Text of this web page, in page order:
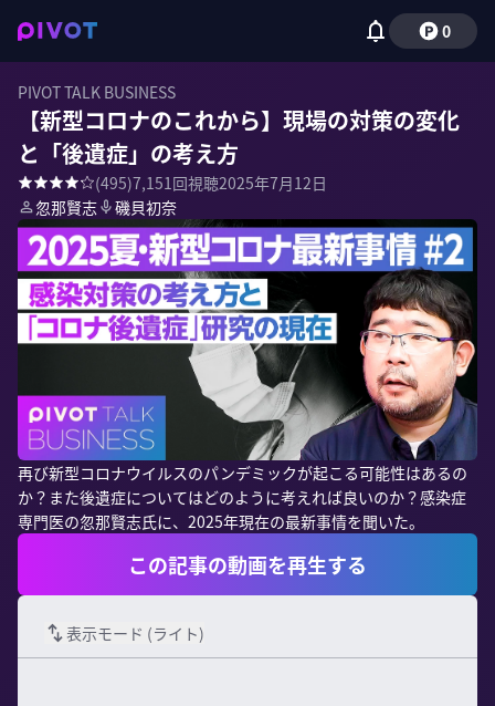
0
PIVOT TALK BUSINESS
【新型コロナのこれから】現場の対策の変化
と「後遺症」の考え方
(495)7,151回視聴2025年7月12日
忽那賢志
磯貝初奈
再び新型コロナウイルスのパンデミックが起こる可能性はあるの
か？また後遺症についてはどのように考えれば良いのか？感染症
専門医の忽那賢志氏に、2025年現在の最新事情を聞いた。
この記事の動画を再生する
表示モード (ライト)